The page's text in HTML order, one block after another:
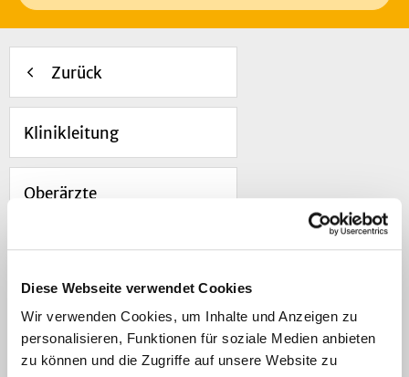
Diese Webseite verwendet Cookies
Wir verwenden Cookies, um Inhalte und Anzeigen zu
personalisieren, Funktionen für soziale Medien anbieten
zu können und die Zugriffe auf unsere Website zu
Zurück
Klinikleitung
Oberärzte
Fachärzte
Assistenzärzte